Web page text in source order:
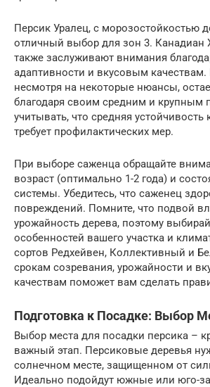
Персик Уралец, с морозостойкостью
отличный выбор для зон 3. Канадиан
также заслуживают внимания
адаптивности и вкусовым качествам.
несмотря на некоторые нюансы,
благодаря своим средним и крупным
учитывать, что средняя устойчивость
требует профилактических мер.
При выборе саженца обращайте
возраст (оптимально 1-2 года) и
системы. Убедитесь, что саженец
повреждений. Помните, что подвой
урожайность дерева, поэтому
особенностей вашего участка и
сортов Редхейвен, Коллективный и
срокам созревания, урожайности и
качествам поможет вам сделать
Подготовка к Посадке: Выбор
Выбор места для посадки персика –
важный этап. Персиковые деревья
солнечном месте, защищенном от
Идеально подойдут южные или юго-